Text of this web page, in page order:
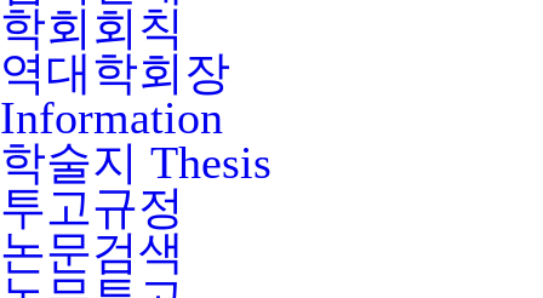
학회회칙
역대학회장
Information
학술지 Thesis
투고규정
논문검색